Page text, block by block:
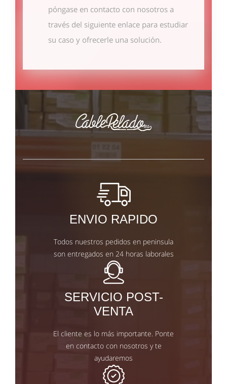
póngase en contacto con nosotros a
través del siguiente enlace para estudiar
su caso y ofrecerle una solución.
ENVIO RAPIDO
Todos nuestros pedidos en peninsula
son entregados en 24 horas laborales
SERVICIO POST-
VENTA
El cliente es lo más importante. Ponte
en contacto con nosotros y te
ayudaremos